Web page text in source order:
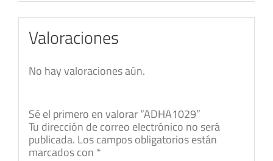
Valoraciones
No hay valoraciones aún.
Sé el primero en valorar “ADHA1029”
Tu dirección de correo electrónico no será
publicada. Los campos obligatorios están
marcados con *